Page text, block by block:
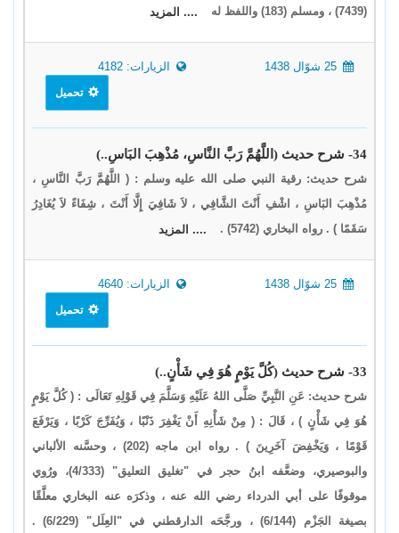
(7439) ، ومسلم (183) واللفظ له
.... المزيد
الزيارات: 4182
تحميل
34- شرح حديث (اللَّهُمَّ رَبَّ النَّاسِ، مُذْهِبَ البَاسِ..)
شرح حديث: رقية النبي صلى الله عليه وسلم : ( اللَّهُمَّ رَبَّ النَّاسِ ،
مُذْهِبَ البَاسِ ، اشْفِ أَنْتَ الشَّافِي ، لاَ شَافِيَ إِلَّا أَنْتَ ، شِفَاءً لاَ يُغَادِرُ
سَقَمًا ) . رواه البخاري (5742) .
.... المزيد
الزيارات: 4640
تحميل
33- شرح حديث (كُلَّ يَوْمٍ هُوَ فِي شَأْنٍ..)
شرح حديث: عَنِ النَّبِيِّ صَلَّى اللهُ عَلَيْهِ وَسَلَّمَ فِي قَوْلِهِ تَعَالَى : ( كُلَّ يَوْمٍ
هُوَ فِي شَأْنٍ ) ، قَالَ : ( مِنْ شَأْنِهِ أَنْ يَغْفِرَ ذَنْبًا ، وَيُفَرِّجَ كَرْبًا ، وَيَرْفَعَ
قَوْمًا ، وَيَخْفِضَ آخَرِينَ ) . رواه ابن ماجه (202) ، وحسَّنه الألباني
والبوصيري، وضعَّفه ابنُ حجر في "تغليق التعليق" (4/333)، ورُوي
موقوفًا على أبي الدرداء رضي الله عنه ، وذكرَه عنه البخاري معلَّقًا
بصيغة الجَزْم (6/144) ، ورجَّحَه الدارقطني في "العِلَل" (6/229) .